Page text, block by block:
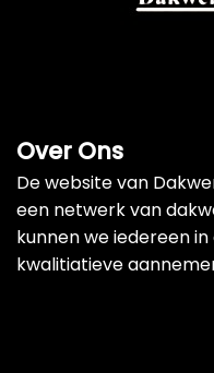
Over Ons
De website van
een netwerk van
kunnen we iedereen
kwalitiatieve